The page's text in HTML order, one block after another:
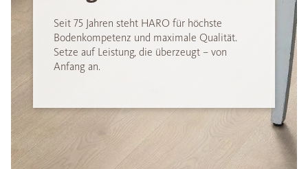
Seit 75 Jahren steht HARO für höchste
Bodenkompetenz und maximale Qualität.
Setze auf Leistung, die überzeugt – von
Anfang an.